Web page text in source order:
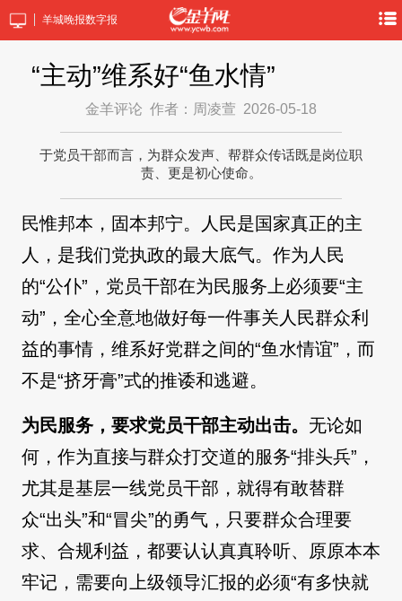
羊城晚报数字报
“主动”维系好“鱼水情”
金羊评论 作者：周凌萱 2026-05-18
于党员干部而言，为群众发声、帮群众传话既是岗位职
责、更是初心使命。
民惟邦本，固本邦宁。人民是国家真正的主
人，是我们党执政的最大底气。作为人民
的“公仆”，党员干部在为民服务上必须要“主
动”，全心全意地做好每一件事关人民群众利
益的事情，维系好党群之间的“鱼水情谊”，而
不是“挤牙膏”式的推诿和逃避。
为民服务，要求党员干部主动出击。 无论如
何，作为直接与群众打交道的服务“排头兵”，
尤其是基层一线党员干部，就得有敢替群
众“出头”和“冒尖”的勇气，只要群众合理要
求、合规利益，都要认认真真聆听、原原本本
牢记，需要向上级领导汇报的必须“有多快就